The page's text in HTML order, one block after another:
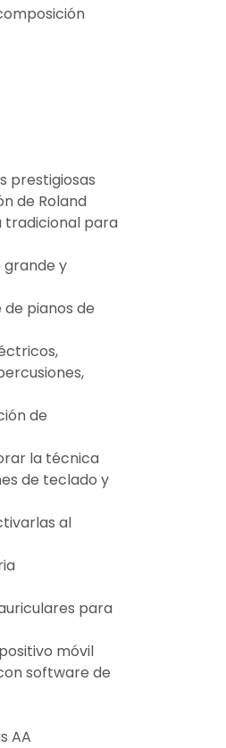
prestigiosas
de Roland
tradicional para
grande y
pianos de
de
la técnica
de teclado y
al
para
móvil
software de
AA